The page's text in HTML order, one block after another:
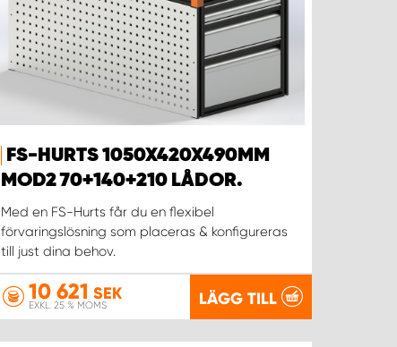
FS-HURTS 1050X420X490MM
MOD2 70+140+210 LÅDOR.
Med en FS-Hurts får du en flexibel
förvaringslösning som placeras & konfigureras
till just dina behov.
10 621 SEK
EXKL. 25 % MOMS LÄGG TILL